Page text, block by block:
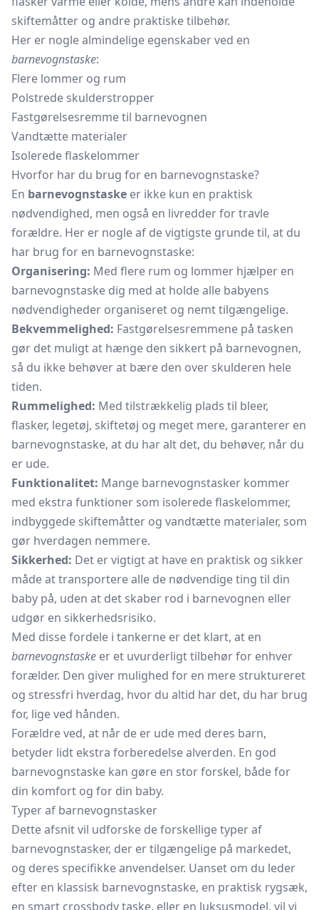
skiftemåtter og andre praktiske tilbehør.
Her er nogle almindelige egenskaber ved en
barnevognstaske:
Flere lommer og rum
Polstrede skulderstropper
Fastgørelsesremme til barnevognen
Vandtætte materialer
Isolerede flaskelommer
Hvorfor har du brug for en barnevognstaske?
En barnevognstaske er ikke kun en praktisk
nødvendighed, men også en livredder for travle
forældre. Her er nogle af de vigtigste grunde til, at du
har brug for en barnevognstaske:
Organisering: Med flere rum og lommer hjælper en
barnevognstaske dig med at holde alle babyens
nødvendigheder organiseret og nemt tilgængelige.
Bekvemmelighed: Fastgørelsesremmene på tasken
gør det muligt at hænge den sikkert på barnevognen,
så du ikke behøver at bære den over skulderen hele
tiden.
Rummelighed: Med tilstrækkelig plads til bleer,
flasker, legetøj, skiftetøj og meget mere, garanterer en
barnevognstaske, at du har alt det, du behøver, når du
er ude.
Funktionalitet: Mange barnevognstasker kommer
med ekstra funktioner som isolerede flaskelommer,
indbyggede skiftemåtter og vandtætte materialer, som
gør hverdagen nemmere.
Sikkerhed: Det er vigtigt at have en praktisk og sikker
måde at transportere alle de nødvendige ting til din
baby på, uden at det skaber rod i barnevognen eller
udgør en sikkerhedsrisiko.
Med disse fordele i tankerne er det klart, at en
barnevognstaske er et uvurderligt tilbehør for enhver
forælder. Den giver mulighed for en mere struktureret
og stressfri hverdag, hvor du altid har det, du har brug
for, lige ved hånden.
Forældre ved, at når de er ude med deres barn,
betyder lidt ekstra forberedelse alverden. En god
barnevognstaske kan gøre en stor forskel, både for
din komfort og for din baby.
Typer af barnevognstasker
Dette afsnit vil udforske de forskellige typer af
barnevognstasker, der er tilgængelige på markedet,
og deres specifikke anvendelser. Uanset om du leder
efter en klassisk barnevognstaske, en praktisk rygsæk,
en smart crossbody taske, eller en luksusmodel, vil vi